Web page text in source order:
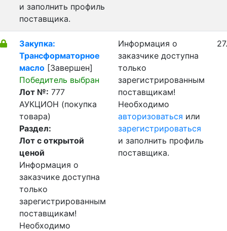
и заполнить профиль
поставщика.
Закупка:
Трансформаторное
масло [Завершен]
Победитель выбран
Лот №: 777
АУКЦИОН (покупка
товара)
Раздел:
Лот с открытой
ценой
Информация о
заказчике доступна
только
зарегистрированным
поставщикам!
Необходимо
Информация о
заказчике доступна
только
зарегистрированным
поставщикам!
Необходимо
авторизоваться или
зарегистрироваться
и заполнить профиль
поставщика.